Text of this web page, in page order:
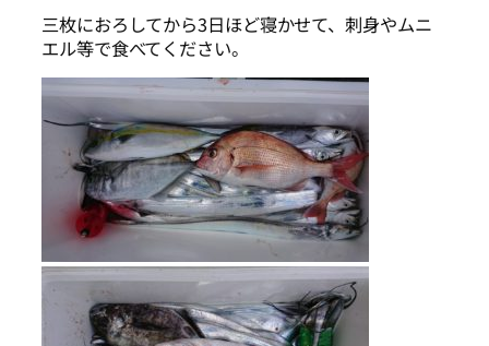
三枚におろしてから3日ほど寝かせて、刺身やムニ
エル等で食べてください。